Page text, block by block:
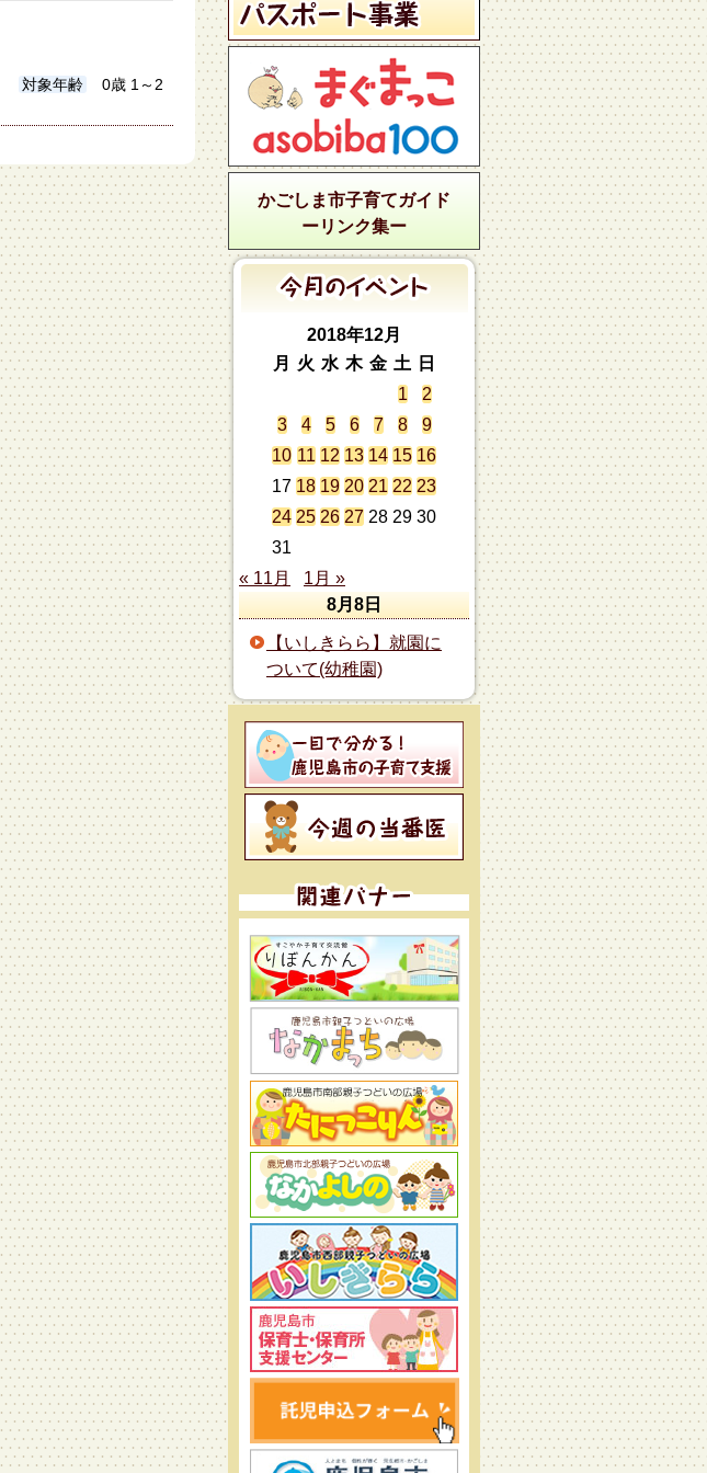
対象年齢
0歳 1～2
かごしま市子育てガイド
ーリンク集ー
2018年12月
月
火 水 木 金 土
日
1
2
3
4 5 6 7 8
9
10 11 12 13 14 15 16
17 18 19 20 21 22 23
24 25 26 27 28 29 30
31
« 11月
1月 »
8月8日
【いしきらら】就園に
ついて(幼稚園)